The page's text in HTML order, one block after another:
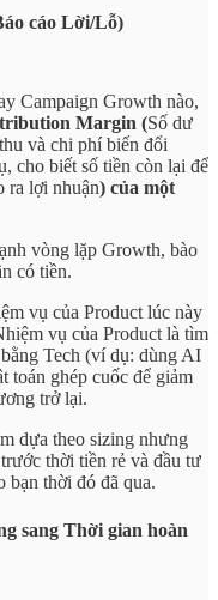
cáo Lời/Lỗ)
Campaign Growth nào,
Margin (Số dư
và chi phí biến đổi
cho biết số tiền còn lại để
ra lợi nhuận) của một
vòng lặp Growth, bào
có tiền.
vụ của Product lúc này
vụ của Product là tìm
Tech (ví dụ: dùng AI
toán ghép cuốc để giảm
trở lại.
dựa theo sizing nhưng
thời tiền rẻ và đầu tư
bạn thời đó đã qua.
sang Thời gian hoàn